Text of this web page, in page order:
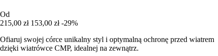
Od
215,00 zł 153,00 zł -29%
Ofiaruj swojej córce unikalny styl i optymalną ochronę przed wiatrem
dzięki wiatrówce CMP, idealnej na zewnątrz.